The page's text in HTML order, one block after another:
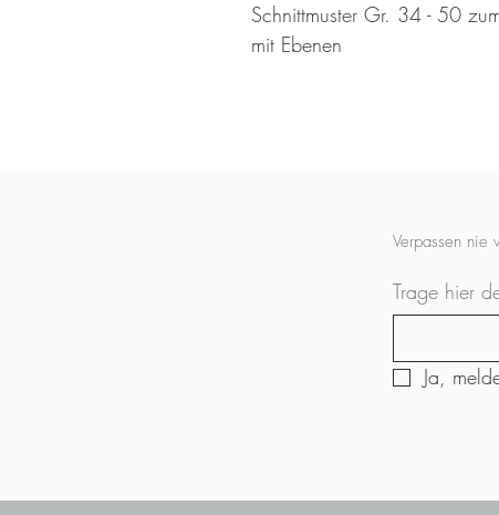
Schnittmuster Gr. 34 - 50
mit Ebenen
Verpassen nie
Trage hier
Ja,